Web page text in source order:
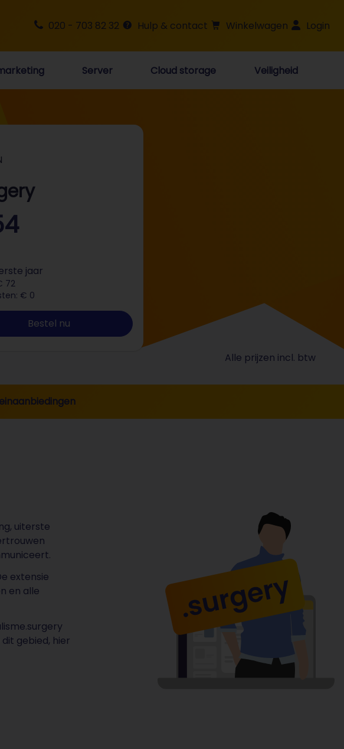
020 - 703 82 32 Hulp & contact Winkelwagen Login
Server Cloud storage Veiligheid
jaar
72
€ 0
Bestel nu
Alle prijzen incl. btw
uiterste
extensie
en alle
gebied, hier